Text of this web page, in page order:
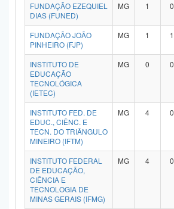
FUNDAÇÃO EZEQUIEL
DIAS (FUNED)
MG 1 0
FUNDAÇÃO JOÃO
PINHEIRO (FJP)
MG 1 1
INSTITUTO DE
EDUCAÇÃO
TECNOLÓGICA
(IETEC)
MG 0 0
INSTITUTO FED. DE
EDUC., CIÊNC. E
TECN. DO TRIÂNGULO
MINEIRO (IFTM)
MG 4 0
INSTITUTO FEDERAL
DE EDUCAÇÃO,
CIÊNCIA E
TECNOLOGIA DE
MINAS GERAIS (IFMG)
MG 4 0